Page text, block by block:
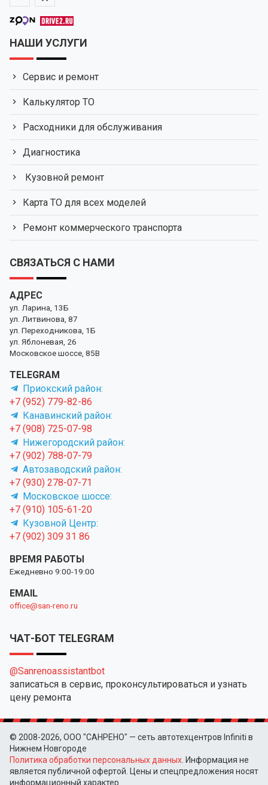
НАШИ УСЛУГИ
Сервис и ремонт
Калькулятор ТО
Расходники для обслуживания
Диагностика
Кузовной ремонт
Карта ТО для всех моделей
Ремонт коммерческого транспорта
СВЯЗАТЬСЯ С НАМИ
АДРЕС
ул. Ларина, 13Б
ул. Литвинова, 87
ул. Переходникова, 1Б
ул. Яблоневая, 26
Московское шоссе, 85В
TELEGRAM
Приокский район:
+7 (952) 779-82-86
Канавинский район:
+7 (908) 725-07-98
Нижегородский район:
+7 (902) 788-07-79
Автозаводский район:
+7 (930) 278-07-71
Московское шоссе:
+7 (910) 105-61-20
Кузовной Центр:
+7 (902) 309 31 86
ВРЕМЯ РАБОТЫ
Ежедневно 9:00-19:00
EMAIL
office@san-reno.ru
ЧАТ-БОТ TELEGRAM
@Sanrenoassistantbot
записаться в сервис, проконсультироваться и узнать
цену ремонта
© 2008-2026, ООО "САНРЕНО" — сеть автотехцентров Infiniti в
Нижнем Новгороде
Политика обработки персональных данных . Информация не
является публичной офертой. Цены и спецпредложения носят
информационный характер.